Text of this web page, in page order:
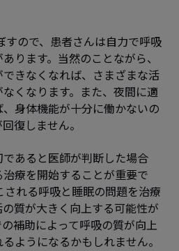
すので、患者さんは自力で呼吸
ります。当然のことながら、
きなくなれば、さまざまな活
くなります。また、夜間に適
身体機能が十分に働かないの
復しません。
あると医師が判断した場合
療を開始することが重要で
される呼吸と睡眠の問題を治療
質が大きく向上する可能性が
補助によって呼吸の質が向上
ようになるかもしれません。